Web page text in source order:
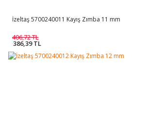
İzeltaş 5700240011 Kayış Zımba 11 mm
406,72 TL
386,39 TL